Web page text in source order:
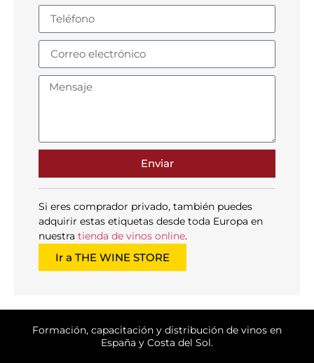
Enviar
Si eres comprador privado, también puedes
adquirir estas etiquetas desde toda Europa en
nuestra tienda de vinos online.
Ir a THE WINE STORE
Formación, capacitación y distribución de vinos en
España y Costa del Sol.